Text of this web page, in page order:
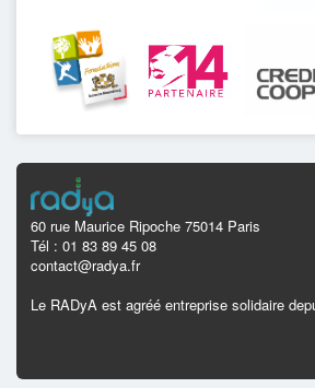
60 rue Maurice Ripoche 75014 Paris
Tél : 01 83 89 45 08
contact@radya.fr
Le RADyA est agréé entreprise solidaire